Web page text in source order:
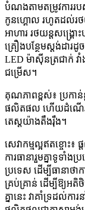
បំណងតាមតម្រូវការរ
កូនហ្គោល រហូតដល់រថ
អាហារ រថយន្តសង្គ្រ
គ្រឿងបន្ថែមស្តង់ដារ
LED ម៉ាស៊ីនត្រជាក់ វាំ
ជម្រើស។
គុណភាពខ្ពស់៖ ប្រកាន់ខ្
ផលិតផល ហើយដំណើរក
តេស្តយ៉ាងតឹងរ៉ឹង។
សេវាកម្មល្អឥតខ្ចោះ
ការធានារួមគ្នាទូទ
ប្រទេស ដើម្បីធានាថា
គ្រប់គ្រាន់ ដើម្បីឱ្យអ
គ្នានេះ វាគាំទ្រដល់